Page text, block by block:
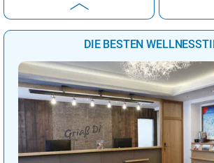
Bern 20°
Brüssel 18°
Budapest 17°
Bukarest 25°
Chisinau 21°
DIE BESTEN